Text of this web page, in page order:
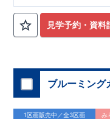
見学予約・資料
ブルーミング
1区画販売中／全3区画 み